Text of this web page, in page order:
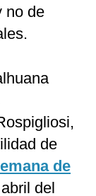
no de
de
de
del